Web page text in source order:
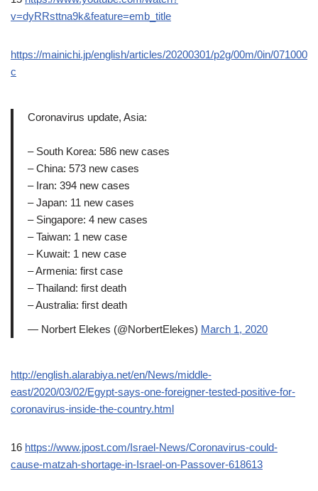
v=dyRRsttna9k&feature=emb_title
https://mainichi.jp/english/articles/20200301/p2g/00m/0in/071000
c
Coronavirus update, Asia:
– South Korea: 586 new cases
– China: 573 new cases
– Iran: 394 new cases
– Japan: 11 new cases
– Singapore: 4 new cases
– Taiwan: 1 new case
– Kuwait: 1 new case
– Armenia: first case
– Thailand: first death
– Australia: first death
— Norbert Elekes (@NorbertElekes) March 1, 2020
http://english.alarabiya.net/en/News/middle-
east/2020/03/02/Egypt-says-one-foreigner-tested-positive-for-
coronavirus-inside-the-country.html
16 https://www.jpost.com/Israel-News/Coronavirus-could-
cause-matzah-shortage-in-Israel-on-Passover-618613